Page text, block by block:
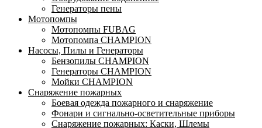
Генераторы пены
Мотопомпы
Мотопомпы FUBAG
Мотопомпа CHAMPION
Насосы, Пилы и Генераторы
Бензопилы CHAMPION
Генераторы CHAMPION
Мойки CHAMPION
Снаряжение пожарных
Боевая одежда пожарного и снаряжение
Фонари и сигнально-осветительные приборы
Снаряжение пожарных: Каски, Шлемы